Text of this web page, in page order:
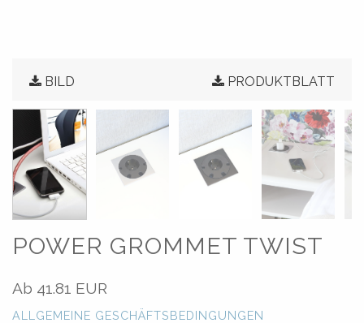
BILD PRODUKTBLATT
POWER GROMMET TWIST
Ab 41.81 EUR
ALLGEMEINE GESCHÄFTSBEDINGUNGEN